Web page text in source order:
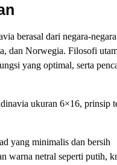
berasal dari negara-
dan Norwegia. Filosofi
yang optimal, serta
ukuran 6×16, prinsip
yang minimalis dan bersih
warna netral seperti putih,